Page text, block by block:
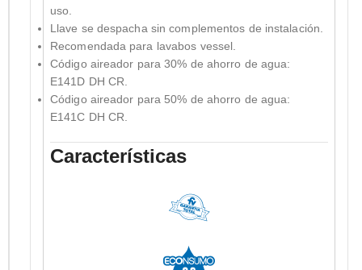
uso.
Llave se despacha sin complementos de instalación.
Recomendada para lavabos vessel.
Código aireador para 30% de ahorro de agua:
E141D DH CR.
Código aireador para 50% de ahorro de agua:
E141C DH CR.
Características